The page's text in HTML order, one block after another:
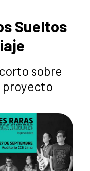
Sueltos
sobre
proyecto